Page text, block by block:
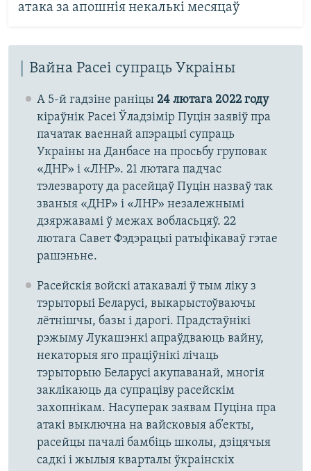
атака за апошнія некалькі месяцаў
Вайна Расеі супраць Украіны
А 5-й гадзіне раніцы 24 лютага 2022 году
кіраўнік Расеі Ўладзімір Пуцін заявіў пра
пачатак ваеннай апэрацыі супраць
Украіны на Данбасе на просьбу груповак
«ДНР» і «ЛНР». 21 лютага падчас
тэлезвароту да расейцаў Пуцін назваў так
званыя «ДНР» і «ЛНР» незалежнымі
дзяржавамі ў межах вобласьцяў. 22
лютага Савет Фэдэрацыі ратыфікаваў гэтае
рашэньне.
Расейскія войскі атакавалі ў тым ліку з
тэрыторыі Беларусі, выкарыстоўваючы
лётнішчы, базы і дарогі. Прадстаўнікі
рэжыму Лукашэнкі апраўдваюць вайну,
некаторыя яго праціўнікі лічаць
тэрыторыю Беларусі акупаванай, многія
заклікаюць да супраціву расейскім
захопнікам. Насуперак заявам Пуціна пра
атакі выключна на вайсковыя аб’екты,
расейцы пачалі бамбіць школы, дзіцячыя
садкі і жылыя кварталы ўкраінскіх